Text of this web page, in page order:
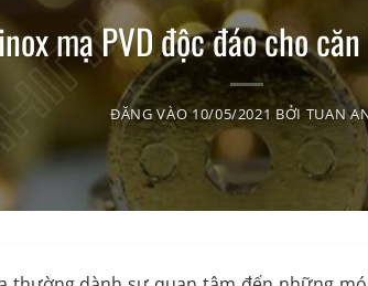
mạ PVD độc đáo cho
ĐĂNG VÀO10/05/2021 BỞI TUAN